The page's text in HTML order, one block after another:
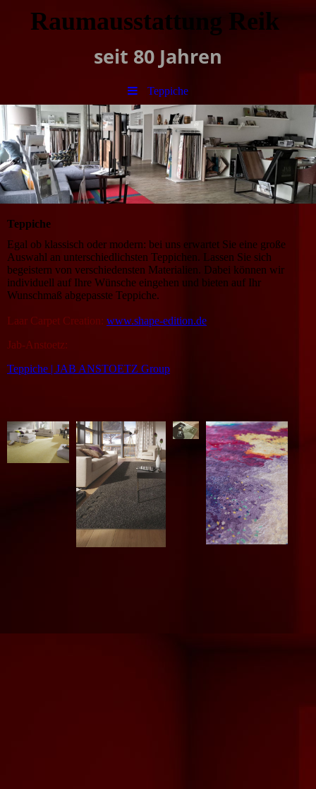
Raumausstattung Reik
seit 80 Jahren
Teppiche
Teppiche
Egal ob klassisch oder modern: bei uns erwartet Sie eine große
Auswahl an unterschiedlichsten Teppichen. Lassen Sie sich
begeistern von verschiedensten Materialien. Dabei können wir
individuell auf Ihre Wünsche eingehen und bieten auf Ihr
Wunschmaß abgepasste Teppiche.
Laar Carpet Creation: www.shape-edition.de
Jab-Anstoetz:
Teppiche | JAB ANSTOETZ Group